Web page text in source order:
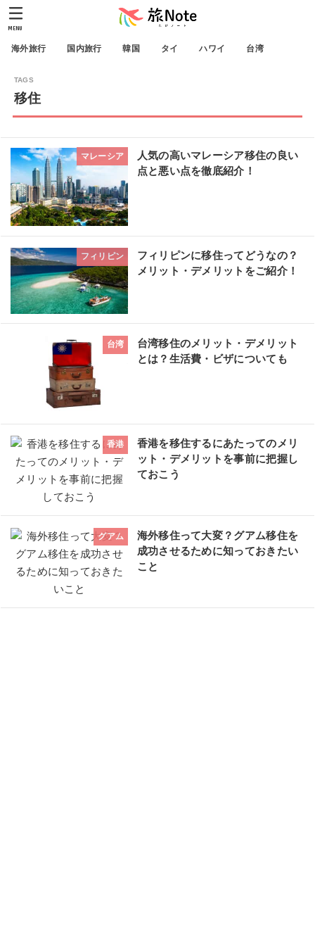
海外旅行 国内旅行 韓国 タイ ハワイ 台湾
MENU
移住
マレーシア
人気の高いマレーシア移住の良い
点と悪い点を徹底紹介！
フィリピン
フィリピンに移住ってどうなの？
メリット・デメリットをご紹介！
台湾
台湾移住のメリット・デメリット
とは？生活費・ビザについても
香港
香港を移住するにあたってのメリ
ット・デメリットを事前に把握し
ておこう
グアム
海外移住って大変？グアム移住を
成功させるために知っておきたい
こと